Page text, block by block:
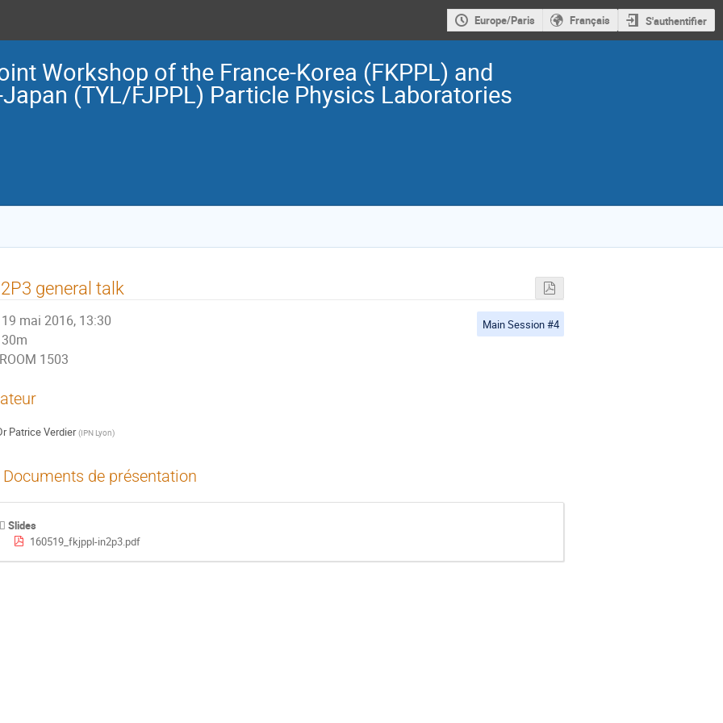
Europe/Paris Français S'authentifier
Workshop of the France-Korea (FKPPL) and
(TYL/FJPPL) Particle Physics Laboratories
general talk
19 mai 2016, 13:30
30m
ROOM 1503
Main Session #4
Patrice Verdier (IPN Lyon)
Documents de présentation
Slides
160519_fkjppl-in2p3.pdf